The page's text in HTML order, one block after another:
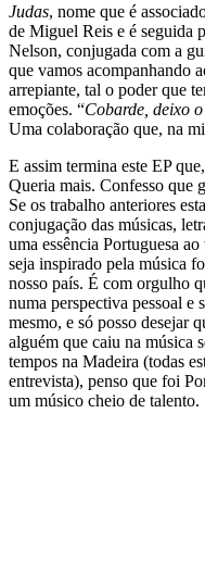
Judas, nome que é
de Miguel Reis e é seguida
Nelson, conjugada com a
que vamos acompanhando
arrepiante, tal o poder que
emoções. “Cobarde, deixo
Uma colaboração que, na
E assim termina este EP
Queria mais. Confesso que
Se os trabalho anteriores
conjugação das músicas,
uma essência Portuguesa
seja inspirado pela música
nosso país. É com orgulho
numa perspectiva pessoal e
mesmo, e só posso desejar
alguém que caiu na música
tempos na Madeira (todas
entrevista), penso que foi
um músico cheio de talento.